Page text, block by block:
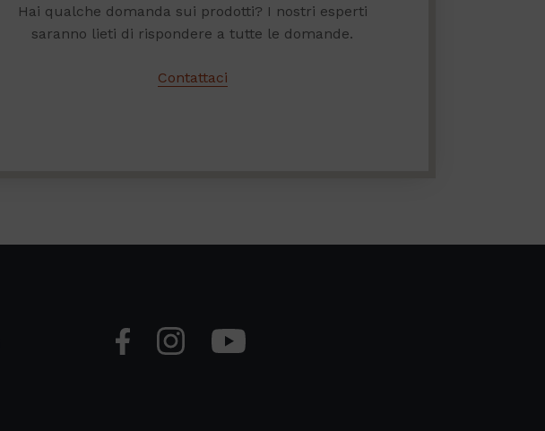
Hai qualche domanda sui prodotti? I nostri esperti
saranno lieti di rispondere a tutte le domande.
Contattaci